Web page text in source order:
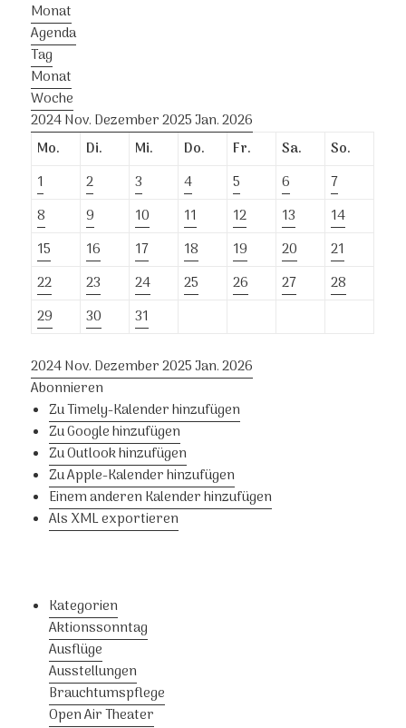
Monat
Agenda
Tag
Monat
Woche
2024Nov. Dezember 2025Jan.2026
Mo.
Di. Mi. Do. Fr. Sa.
So.
1
2 3 4 5 6
7
8
9 10 11 12 13
14
15
16 17 18 19 20
21
22
23 24 25 26 27
28
29
30 31
2024Nov. Dezember 2025Jan.2026
Abonnieren
Zu Timely-Kalender hinzufügen
Zu Google hinzufügen
Zu Outlook hinzufügen
Zu Apple-Kalender hinzufügen
Einem anderen Kalender hinzufügen
Als XML exportieren
Kategorien
Aktionssonntag
Ausflüge
Ausstellungen
Brauchtumspflege
Open Air Theater